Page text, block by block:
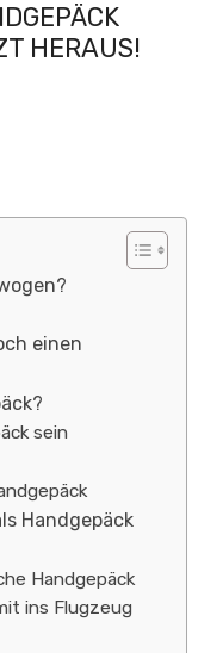
HERAUS!
einen
sein
Handgepäck
Handgepäck
ins Flugzeug